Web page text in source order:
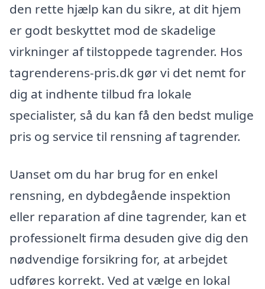
den rette hjælp kan du sikre, at dit hjem
er godt beskyttet mod de skadelige
virkninger af tilstoppede tagrender. Hos
tagrenderens-pris.dk gør vi det nemt for
dig at indhente tilbud fra lokale
specialister, så du kan få den bedst mulige
pris og service til rensning af tagrender.
Uanset om du har brug for en enkel
rensning, en dybdegående inspektion
eller reparation af dine tagrender, kan et
professionelt firma desuden give dig den
nødvendige forsikring for, at arbejdet
udføres korrekt. Ved at vælge en lokal